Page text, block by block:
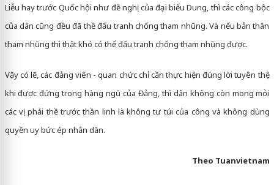
Liễu hay trước Quốc hội như đề nghị của đại biểu Dung, thì các công bộc
của dân cũng đều đã thề đấu tranh chống tham nhũng. Và nếu bản thân
tham nhũng thì thật khó có thể đấu tranh chống tham nhũng được.
Vậy có lẽ, các đảng viên - quan chức chỉ cần thực hiện đúng lời tuyên thệ
khi được đứng trong hàng ngũ của Đảng, thì dân không còn mong mỏi
các vị phải thề trước thần linh là không tư túi của công và không dùng
quyền uy bức ép nhân dân.
Theo Tuanvietnam